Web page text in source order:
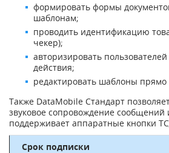
формировать формы
шаблонам;
проводить идентификацию
чекер);
авторизировать
действия;
редактировать шаблоны прямо
Также DataMobile Стандарт
звуковое сопровождение сообщений
поддерживает аппаратные кнопки
Срок подписки